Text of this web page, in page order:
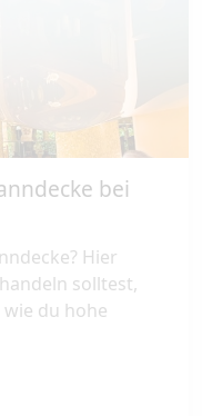
bei
Hier
solltest,
du hohe